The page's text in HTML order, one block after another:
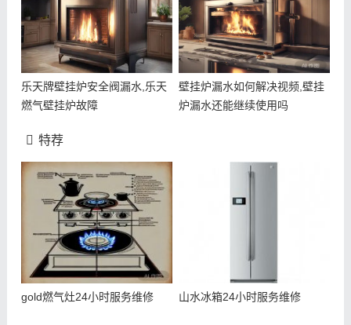
乐天牌壁挂炉安全阀漏水,乐天
燃气壁挂炉故障
壁挂炉漏水如何解决视频,壁挂
炉漏水还能继续使用吗
特荐
gold燃气灶24小时服务维修 山水冰箱24小时服务维修